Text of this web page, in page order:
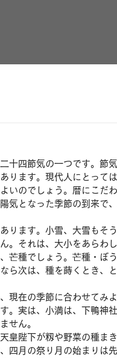
十四節気の一つです。節
ります。現代人にとって
いのでしょう。暦にこだ
気となった季節の到来で
ります。小雪、大雪もそ
。それは、大小をあらわ
芒種でしょう。芒種・ぼ
ら次は、種を蒔くとき、
現在の季節に合わせてみ
。実は、小満は、下鴨神
せん。
皇陛下が籾や野菜の種ま
四月の祭り月の始まりは